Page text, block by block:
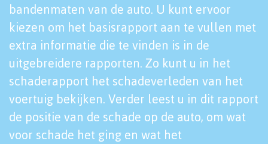
bandenmaten van de auto. U kunt ervoor
kiezen om het basisrapport aan te vullen met
extra informatie die te vinden is in de
uitgebreidere rapporten. Zo kunt u in het
schaderapport het schadeverleden van het
voertuig bekijken. Verder leest u in dit rapport
de positie van de schade op de auto, om wat
voor schade het ging en wat het